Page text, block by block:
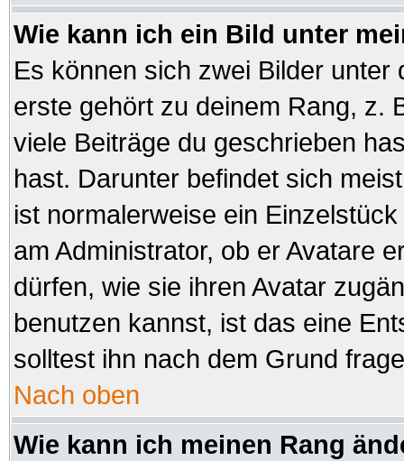
Wie kann ich ein Bild unter
Es können sich zwei Bilder
erste gehört zu deinem Rang, z.
viele Beiträge du geschrieben
hast. Darunter befindet sich
ist normalerweise ein
am Administrator, ob er Avatare
dürfen, wie sie ihren Avatar
benutzen kannst, ist das eine
solltest ihn nach dem Grund
Nach oben
Wie kann ich meinen Rang